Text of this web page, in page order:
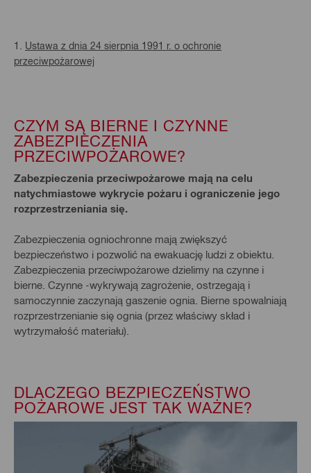
1. Ustawa z dnia 24 sierpnia 1991 r. o ochronie
przeciwpożarowej
CZYM SĄ BIERNE I CZYNNE
ZABEZPIECZENIA
PRZECIWPOŻAROWE?
Zabezpieczenia przeciwpożarowe mają na celu
natychmiastowe wykrycie pożaru i ograniczenie jego
rozprzestrzeniania się.
Zabezpieczenia ogniochronne mają zwiększyć
bezpieczeństwo i pozwolić na ewakuację ludzi z obiektu.
Zabezpieczenia przeciwpożarowe dzielimy na czynne i
bierne. Czynne -wykrywają zagrożenie, ostrzegają i
samoczynnie zaczynają gaszenie ognia. Bierne spowalniają
rozprzestrzenianie się ognia (przez właściwy skład i
wytrzymałość materiału).
DLACZEGO BEZPIECZEŃSTWO
POŻAROWE JEST TAK WAŻNE?